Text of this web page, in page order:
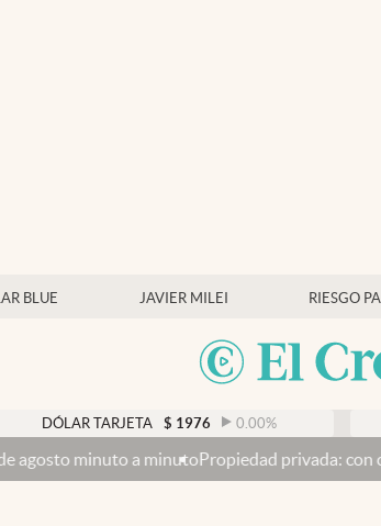
BLUE JAVIER MILEI RIESGO
TARJETA $ 1976 0.00%
minutoPropiedad privada: con cruces y